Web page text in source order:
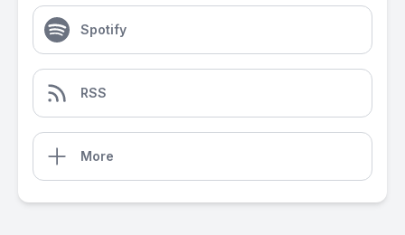
Spotify
RSS
More